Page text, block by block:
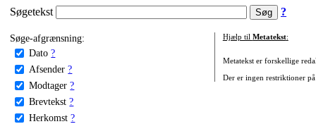
Søgetekst ?
Søge-afgrænsning:
Dato ?
Afsender ?
Modtager ?
Brevtekst ?
Herkomst ?
Hjælp til Metatekst:
Metatekst er forskellige
Der er ingen restriktioner